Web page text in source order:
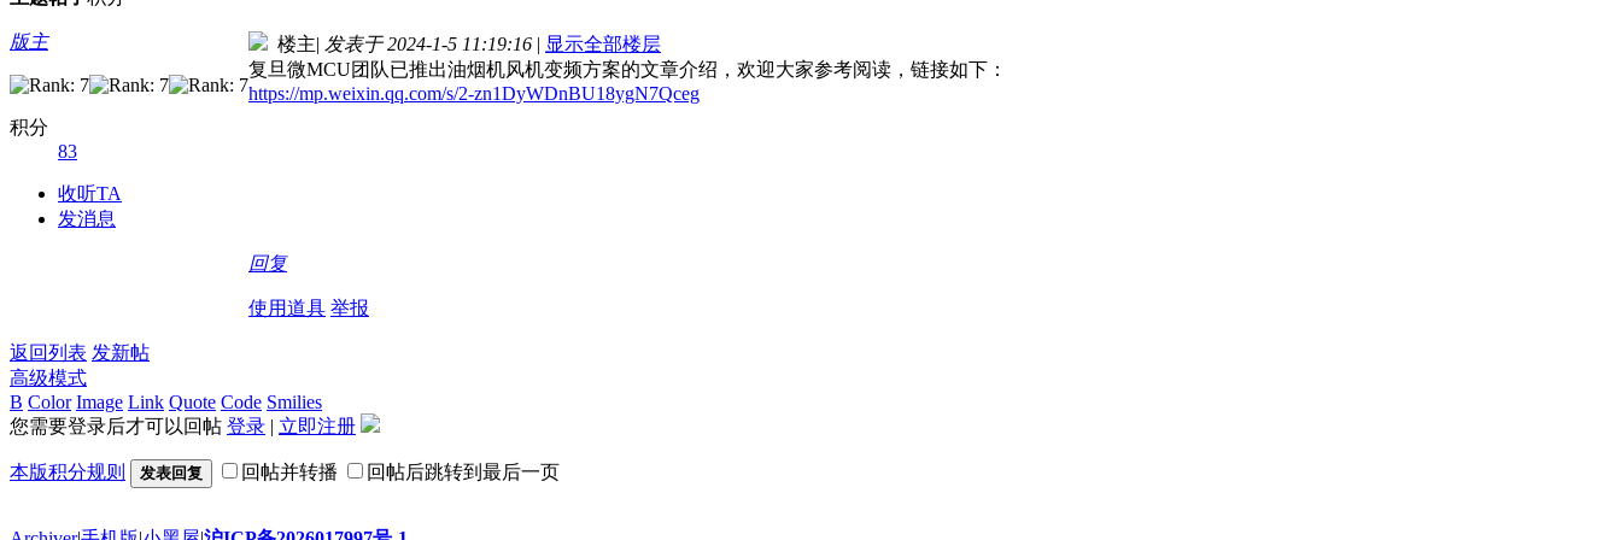
版主
积分
83
收听TA
发消息
楼主| 发表于 2024-1-5 11:19:16 | 显示全部楼层
复旦微MCU团队已推出油烟机风机变频方案的文章介绍，欢迎大家参考阅读，链接如下：
https://mp.weixin.qq.com/s/2-zn1DyWDnBU18ygN7Qceg
回复
使用道具 举报
返回列表 发新帖
高级模式
B Color Image Link Quote Code Smilies
您需要登录后才可以回帖 登录 | 立即注册
本版积分规则 发表回复 回帖并转播 回帖后跳转到最后一页